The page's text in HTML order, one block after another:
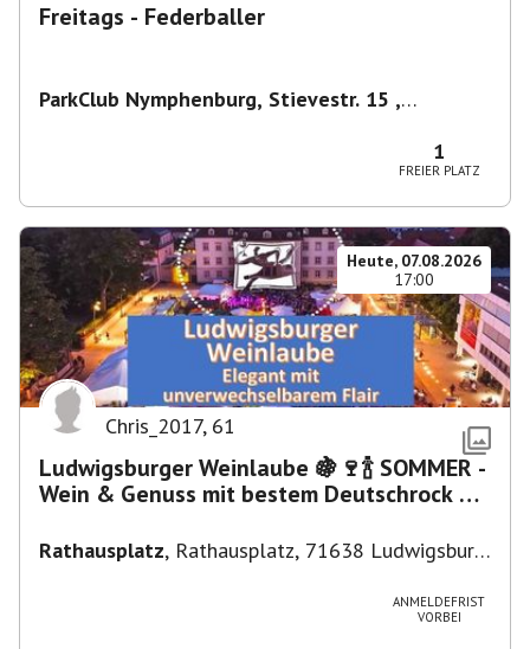
Freitags - Federballer
ParkClub Nymphenburg, Stievestr. 15 ,
1
FREIER PLATZ
Heute, 07.08.2026
17:00
Chris_2017, 61
Ludwigsburger Weinlaube 🍇🍷🍾 SOMMER -
Wein & Genuss mit bestem Deutschrock 🎼
Rathausplatz, Rathausplatz, 71638 Ludwigsburg,
ANMELDEFRIST
VORBEI